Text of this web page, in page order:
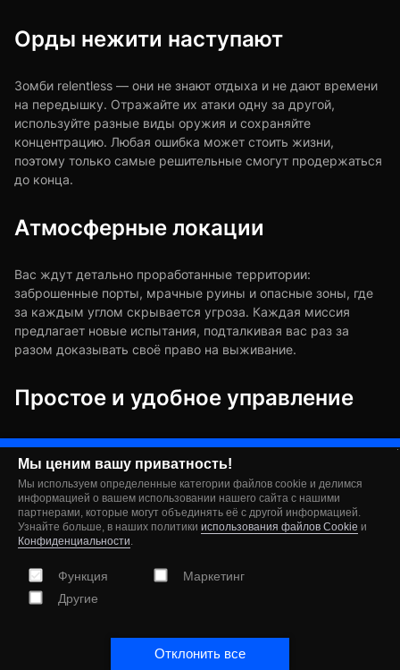
Мы ценим вашу приватность!
Мы используем определенные категории файлов cookie и делимся
информацией о вашем использовании нашего сайта с нашими
партнерами, которые могут объединять её с другой информацией.
Узнайте больше, в наших политики использования файлов Cookie и
Конфиденциальности.
Функция
Маркетинг
Другие
Отклонить все
Орды нежити наступают
Зомби relentless — они не знают отдыха и не дают времени
на передышку. Отражайте их атаки одну за другой,
используйте разные виды оружия и сохраняйте
концентрацию. Любая ошибка может стоить жизни,
поэтому только самые решительные смогут продержаться
до конца.
Атмосферные локации
Вас ждут детально проработанные территории:
заброшенные порты, мрачные руины и опасные зоны, где
за каждым углом скрывается угроза. Каждая миссия
предлагает новые испытания, подталкивая вас раз за
разом доказывать своё право на выживание.
Простое и удобное управление
Zombie Harbor адаптирован для мобильных устройств:
управление интуитивное, отзывчивое и позволяет
сосредоточиться исключительно на экшене. Всё сделано
для того, чтобы игрок чувствовал динамику боя с первых
секунд.
Графика и атмосфера
модели и окружение создают мрачную, погружающую